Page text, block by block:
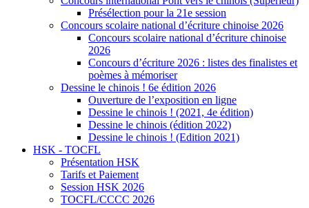
Présélection pour la 21e session
Concours scolaire national d’écriture chinoise 2026
Concours scolaire national d’écriture chinoise
2026
Concours d’écriture 2026 : listes des finalistes et
poèmes à mémoriser
Dessine le chinois ! 6e édition 2026
Ouverture de l’exposition en ligne
Dessine le chinois ! (2021, 4e édition)
Dessine le chinois (édition 2022)
Dessine le chinois ! (Edition 2021)
HSK - TOCFL
Présentation HSK
Tarifs et Paiement
Session HSK 2026
TOCFL/CCCC 2026